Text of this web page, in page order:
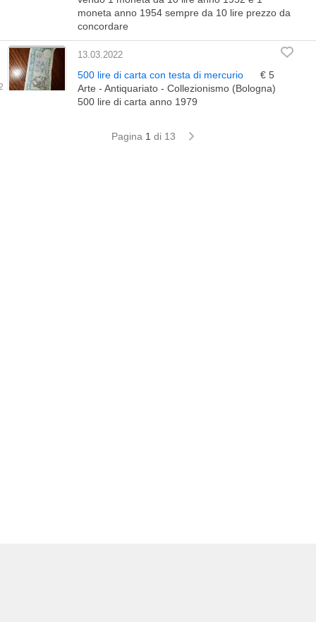
moneta anno 1954 sempre da 10 lire prezzo da
concordare
13.03.2022
500 lire di carta con testa di mercurio
€ 5
Arte - Antiquariato - Collezionismo (Bologna)
500 lire di carta anno 1979
Pagina 1 di 13